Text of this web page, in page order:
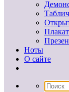
Ноты
О сайте